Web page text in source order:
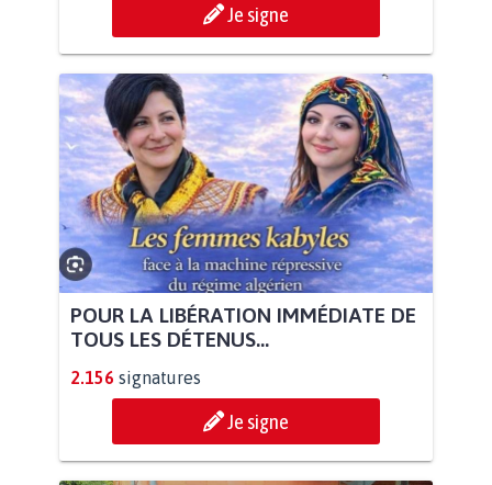
Je signe
POUR LA LIBÉRATION IMMÉDIATE DE
TOUS LES DÉTENUS...
2.156 signatures
Je signe